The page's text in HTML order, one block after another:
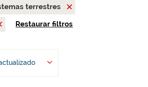
terrestres
Restaurar filtros